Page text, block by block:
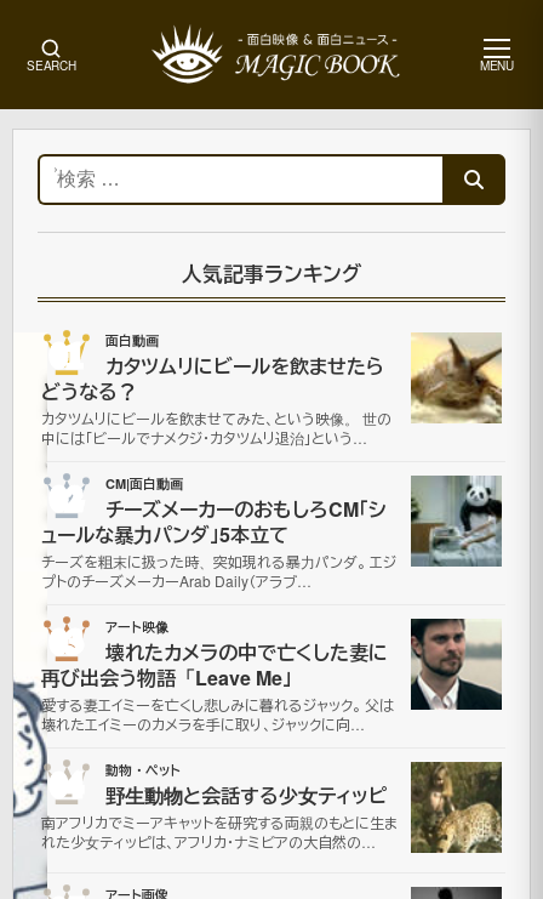
SEARCH MENU
メ
ュ
ー
ー
昆
虫
ス
イ
ー
ツ
Hot
Lix
Candy
Store
検
索:
人気記事ランキング
01 面白動画
カタツムリにビールを飲ませたら
どうなる？
カタツムリにビールを飲ませてみた、という映像。 世の
中には「ビールでナメクジ・カタツムリ退治」という…
02 CM|面白動画
チーズメーカーのおもしろCM「シ
ュールな暴力パンダ」5本立て
チーズを粗末に扱った時、突如現れる暴力パンダ。 エジ
プトのチーズメーカーArab Daily（アラブ…
03 アート映像
壊れたカメラの中で亡くした妻に
再び出会う物語「Leave Me」
愛する妻エイミーを亡くし悲しみに暮れるジャック。 父は
壊れたエイミーのカメラを手に取り、ジャックに向…
04 動物・ペット
野生動物と会話する少女ティッピ
南アフリカでミーアキャットを研究する両親のもとに生ま
れた少女ティッピは、アフリカ・ナミビアの大自然の…
アート画像